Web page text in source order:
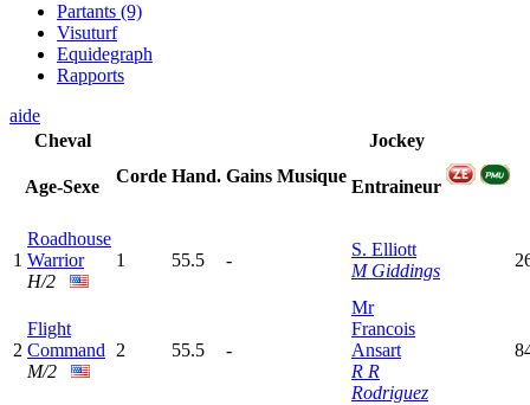
Partants (9)
Visuturf
Equidegraph
Rapports
aide
Cheval
Age-Sexe
Corde Hand. Gains Musique
Jockey
Entraineur
1
Roadhouse
Warrior
H/2
1 55.5 -
S. Elliott
M Giddings
2
Flight
Command
M/2
2 55.5 -
Mr
Francois
Ansart
R R
Rodriguez